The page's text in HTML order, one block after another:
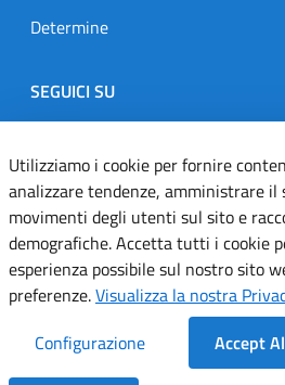
Determine
SEGUICI SU
Designers Italia
TwitterInstagramYoutube
Dichiarazione di accessibilità
Informativa cookie
Note legali
Utilizziamo i cookie per fornire
analizzare tendenze, amministrare il
movimenti degli utenti sul sito e
demografiche. Accetta tutti i cookie
esperienza possibile sul nostro sito
preferenze.Visualizza la nostra
Configurazione
Accept